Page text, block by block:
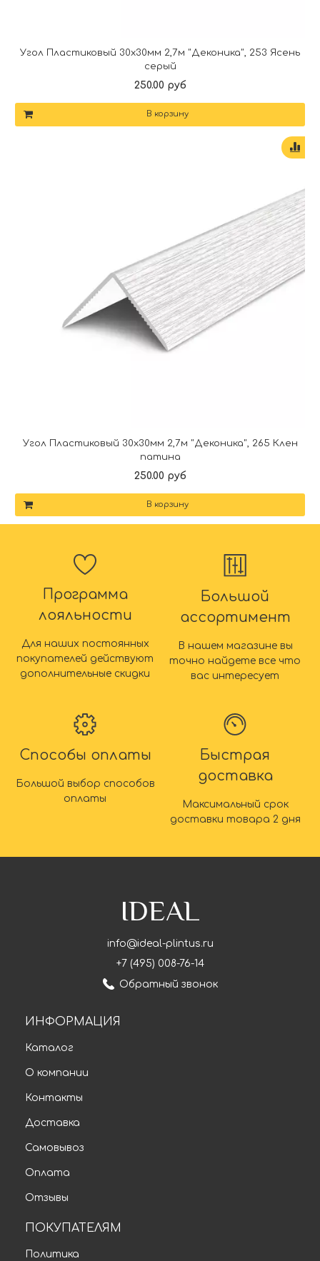
Угол Пластиковый 30х30мм 2,7м "Деконика", 253 Ясень
серый
250.00 руб
В корзину
Угол Пластиковый 30х30мм 2,7м "Деконика", 265 Клен
патина
250.00 руб
В корзину
Программа
лояльности
Для наших постоянных
покупателей действуют
дополнительные скидки
Большой
ассортимент
В нашем магазине вы
точно найдете все что
вас интересует
Способы оплаты
Большой выбор способов
оплаты
Быстрая
доставка
Максимальный срок
доставки товара 2 дня
IDEAL
info@ideal-plintus.ru
+7 (495) 008-76-14
Обратный звонок
ИНФОРМАЦИЯ
Каталог
О компании
Контакты
Доставка
Самовывоз
Оплата
Отзывы
ПОКУПАТЕЛЯМ
Политика